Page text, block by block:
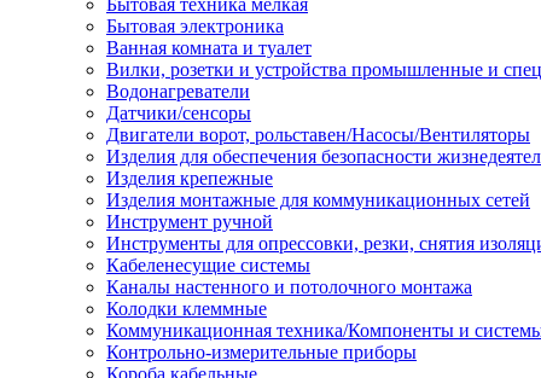
Бытовая техника мелкая
Бытовая электроника
Ванная комната и туалет
Вилки, розетки и устройства промышленные и
Водонагреватели
Датчики/сенсоры
Двигатели ворот, рольставен/Насосы/Вентиляторы
Изделия для обеспечения безопасности
Изделия крепежные
Изделия монтажные для коммуникационных сетей
Инструмент ручной
Инструменты для опрессовки, резки, снятия
Кабеленесущие системы
Каналы настенного и потолочного монтажа
Колодки клеммные
Коммуникационная техника/Компоненты и
Контрольно-измерительные приборы
Короба кабельные